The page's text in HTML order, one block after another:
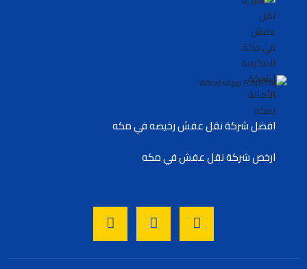
افضل شركة نقل عفش رخيصه في مكه
ارخص شركة نقل عفش في مكه